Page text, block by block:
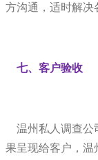
方沟通，适时解决
七、客户验收
温州私人调查公
果呈现给客户，温